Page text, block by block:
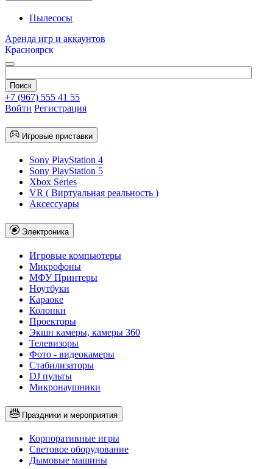
Пылесосы
Аренда игр и аккаунтов
Красноярск
+7 (967) 555 41 55
Войти Регистрация
Игровые приставки
Sony PlayStation 4
Sony PlayStation 5
Xbox Series
VR ( Виртуальная реальность )
Аксессуары
Электроника
Игровые компьютеры
Микрофоны
МФУ Принтеры
Ноутбуки
Караоке
Колонки
Проекторы
Экшн камеры, камеры 360
Телевизоры
Фото - видеокамеры
Стабилизаторы
DJ пульты
Микронаушники
Праздники и мероприятия
Корпоративные игры
Световое оборудование
Дымовые машины